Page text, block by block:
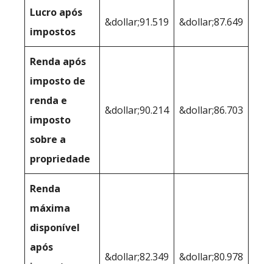
Lucro após
impostos
&dollar;91.519 &dollar;87.649
Renda após
imposto de
renda e
imposto
sobre a
propriedade
&dollar;90.214 &dollar;86.703
Renda
máxima
disponível
após
&dollar;82.349 &dollar;80.978